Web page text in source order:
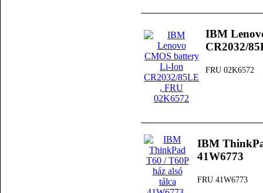
IBM
CR2032/
FRU 02K6572
IBM
41W6773
FRU 41W6773